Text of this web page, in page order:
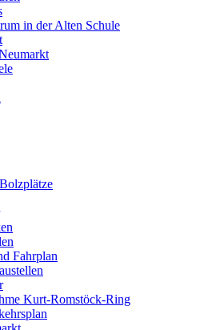
in der Alten Schule
Fahrplan
Kurt-Romstöck-Ring